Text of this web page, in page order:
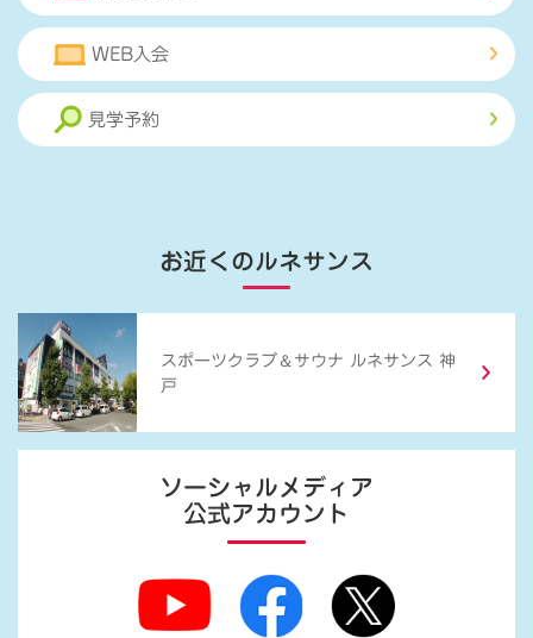
WEB入会
見学予約
お近くのルネサンス
スポーツクラブ ＆ サウナ ルネサンス 神
戸
ソーシャルメディア
公式アカウント